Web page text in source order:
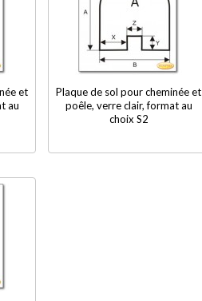
et
au
Plaque de sol pour cheminée et
poêle, verre clair, format au
choix S2